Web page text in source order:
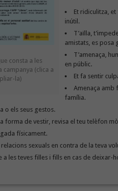
consta a les
campanya (clica a
la)
Et ridiculitza,
inútil.
T’aïlla,
amistats, es posa
T’amenaça,
en públic.
Et fa sentir
Amenaça amb
família.
o els seus gestos.
forma de vestir, revisa el teu telèfon
físicament.
sexuals en contra de la teva
a les teves filles i fills en cas de deixar-